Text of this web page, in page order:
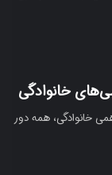
خانوادگی، همه دور